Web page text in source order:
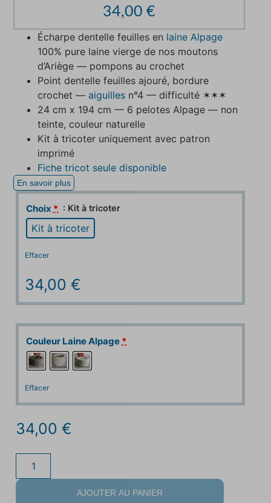
34,00€
Écharpe dentelle feuilles en laine Alpage
100% pure laine vierge de nos moutons
d’Ariège — pompons au crochet
Point dentelle feuilles ajouré, bordure
crochet — aiguilles n°4 — difficulté ✶✶✶
24 cm x 194 cm — 6 pelotes Alpage — non
teinte, couleur naturelle
Kit à tricoter uniquement avec patron
imprimé
Fiche tricot seule disponible
En savoir plus
Choix * : Kit à tricoter
Kit à tricoter
Effacer
34,00€
Couleur Laine Alpage *
Effacer
34,00€
AJOUTER AU PANIER